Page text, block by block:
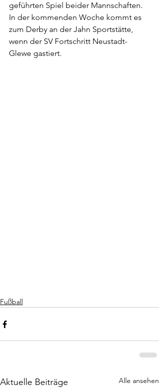
geführten Spiel beider Mannschaften.
In der kommenden Woche kommt es
zum Derby an der Jahn Sportstätte,
wenn der SV Fortschritt Neustadt-
Glewe gastiert.
Fußball
Aktuelle Beiträge Alle ansehen